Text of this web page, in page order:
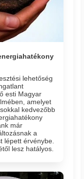
lehetőség
esti Magyar
amelyet
kedvezőbb
már
a
lépett érvénybe.
lesz hatályos.